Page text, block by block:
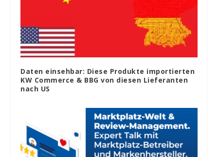
Daten einsehbar: Diese Produkte importierten
KW Commerce & BBG von diesen Lieferanten
nach US